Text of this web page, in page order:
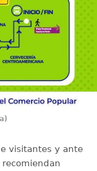
visitantes y ante